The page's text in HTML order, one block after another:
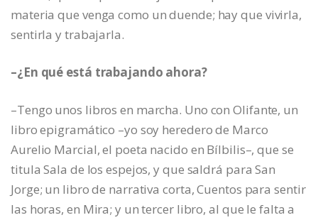
materia que venga como un duende; hay que vivirla,
sentirla y trabajarla.
–¿En qué está trabajando ahora?
–Tengo unos libros en marcha. Uno con Olifante, un
libro epigramático –yo soy heredero de Marco
Aurelio Marcial, el poeta nacido en Bílbilis–, que se
titula Sala de los espejos, y que saldrá para San
Jorge; un libro de narrativa corta, Cuentos para sentir
las horas, en Mira; y un tercer libro, al que le falta a